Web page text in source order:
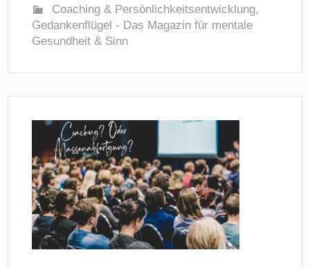
Coaching & Persönlichkeitsentwicklung,
Gedankenflügel - Das Magazin für mentale
Gesundheit & Sinn